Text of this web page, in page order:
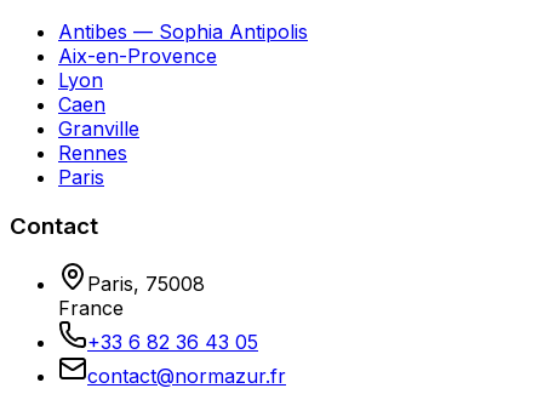
Antibes — Sophia Antipolis
Aix-en-Provence
Lyon
Caen
Granville
Rennes
Paris
Contact
Paris, 75008
France
+33 6 82 36 43 05
contact@normazur.fr